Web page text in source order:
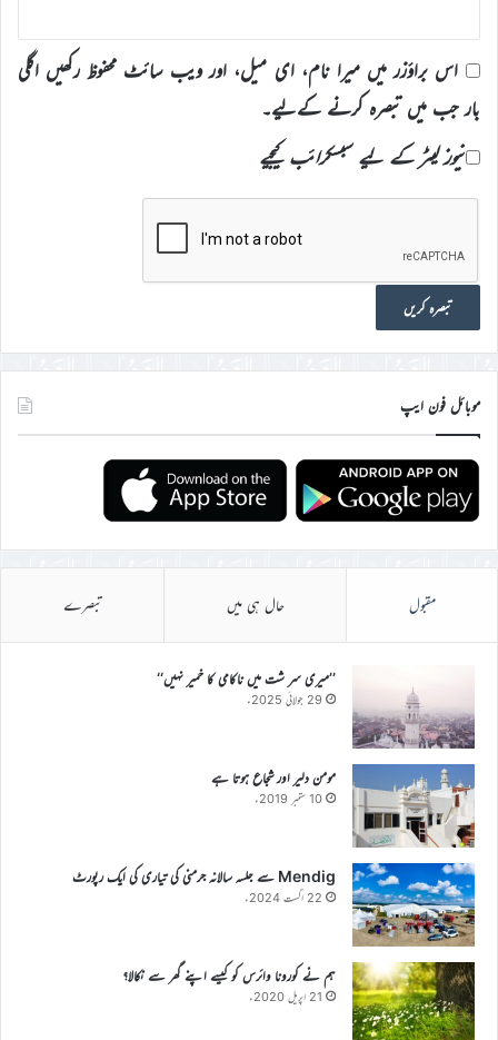
اس براؤزر میں میرا نام، ای میل، اور ویب سائٹ محفوظ رکھیں اگلی
بار جب میں تبصرہ کرنے کےلیے۔
نیوز لیٹر کے لیے سبسکرائب کیجیے
موبائل فون ایپ
مقبول حال ہی میں تبصرے
’’میری سر شت میں ناکامی کا خمیر نہیں‘‘
29 جولائی 2025ء
مومن دلیر اور شجاع ہوتا ہے
10 ستمبر 2019ء
Mendig سے جلسہ سالانہ جرمنی کی تیاری کی ایک رپورٹ
22 اگست 2024ء
ہم نے کورونا وائرس کو کیسے اپنے گھر سے نکالا؟
21 اپریل 2020ء